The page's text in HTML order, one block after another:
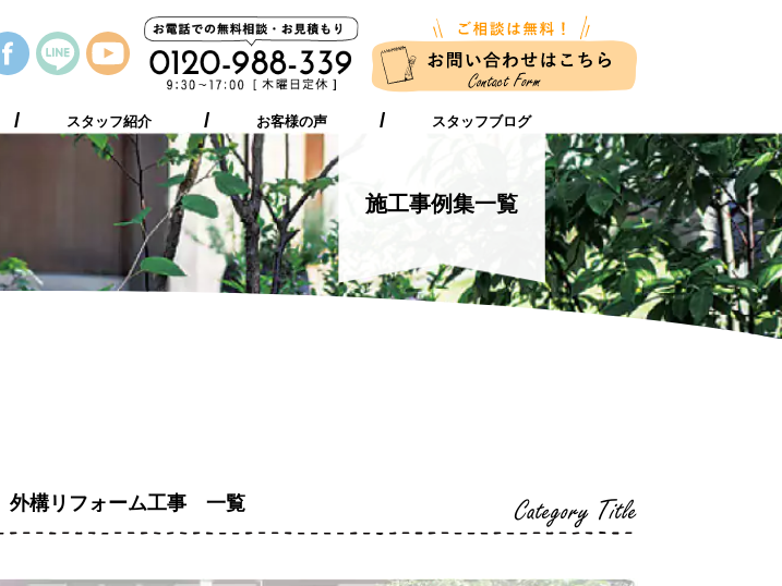
スタッフ紹介 お客様の声 スタッフブログ
プレゼント ご相談の流れ
新築に伴う
外構工事をお考えの方へ
ガーデンリフォーム
をお考えの方へ
施工事例集一覧
外構リフォーム工事 一覧 Category Title